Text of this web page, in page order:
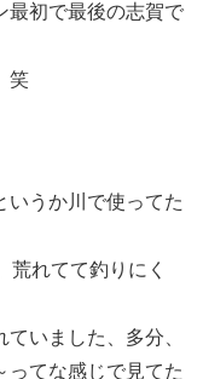
最初で最後の志賀で
笑
いうか川で使ってた
荒れてて釣りにく
いました、多分、
ってな感じで見てた